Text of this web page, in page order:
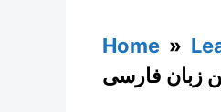
Home »
زبان فارسی